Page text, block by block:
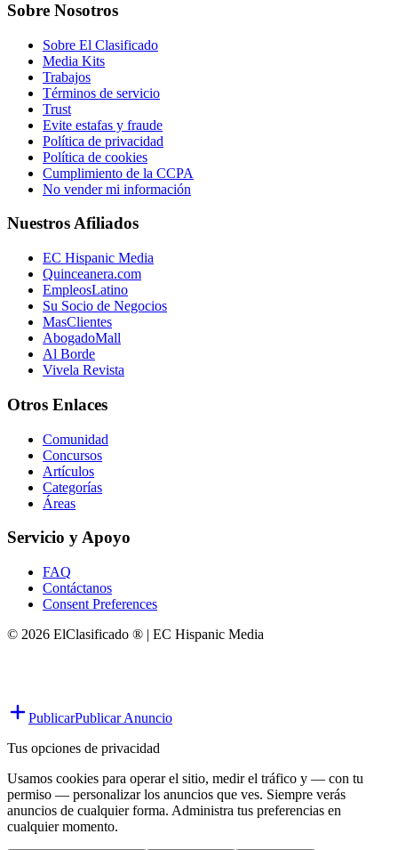
Sobre Nosotros
Sobre El Clasificado
Media Kits
Trabajos
Términos de servicio
Trust
Evite estafas y fraude
Política de privacidad
Política de cookies
Cumplimiento de la CCPA
No vender mi información
Nuestros Afiliados
EC Hispanic Media
Quinceanera.com
EmpleosLatino
Su Socio de Negocios
MasClientes
AbogadoMall
Al Borde
Vivela Revista
Otros Enlaces
Comunidad
Concursos
Artículos
Categorías
Áreas
Servicio y Apoyo
FAQ
Contáctanos
Consent Preferences
© 2026 ElClasificado ® | EC Hispanic Media
PublicarPublicar Anuncio
Tus opciones de privacidad
Usamos cookies para operar el sitio, medir el tráfico y — con tu
permiso — personalizar los anuncios que ves. Siempre verás
anuncios de cualquier forma. Administra tus preferencias en
cualquier momento.